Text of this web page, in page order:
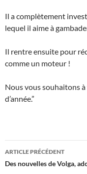
Il a complètement
lequel il aime à
Il rentre ensuite pour
comme un moteur !
Nous vous souhaitons
d’année.”
Navigation
des
ARTICLE PRÉCÉDENT
Des nouvelles de Volga,